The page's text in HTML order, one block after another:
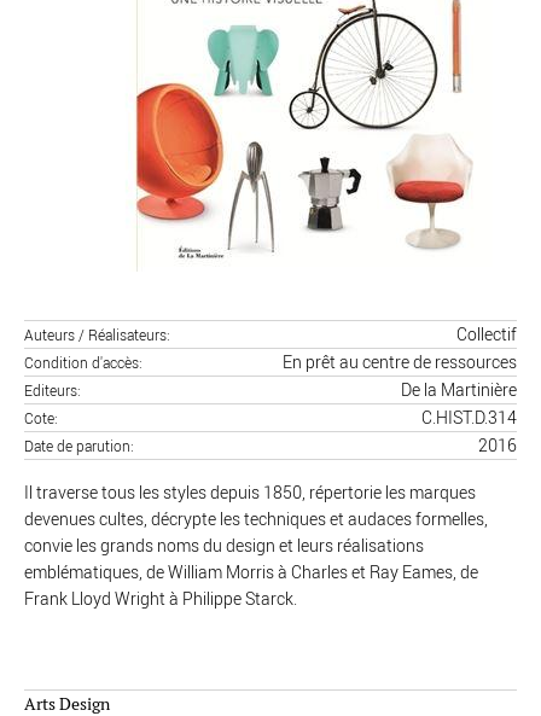
Arts Design
Auteurs / Réalisateurs Collectif
Condition d'accès En prêt au centre de ressources
Editeurs De la Martinière
Cote C.HIST.D.314
Date de parution 2016
Il traverse tous les styles depuis 1850, répertorie les marques
devenues cultes, décrypte les techniques et audaces formelles,
convie les grands noms du design et leurs réalisations
emblématiques, de William Morris à Charles et Ray Eames, de
Frank Lloyd Wright à Philippe Starck.